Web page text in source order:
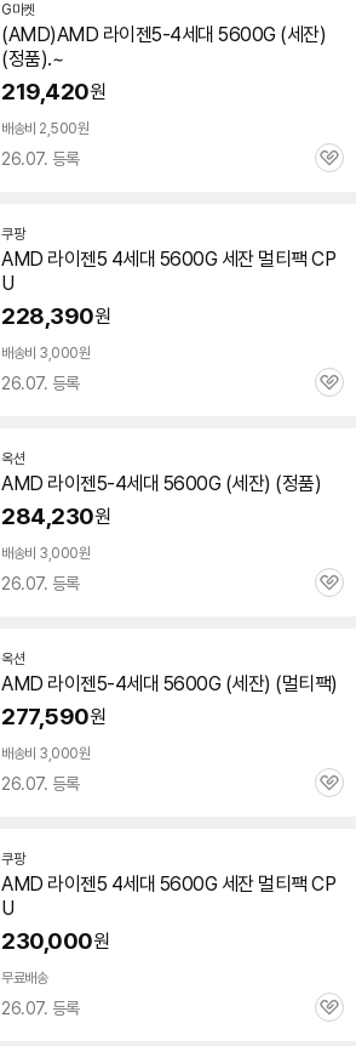
G마켓
(AMD)AMD 라이젠5-4세대 5600G (세잔)
(정품).~
219,420원
배송비 2,500원
26.07. 등록
관
쿠팡
AMD 라이젠5 4세대 5600G 세잔멀티팩 CP
U
228,390원
배송비 3,000원
26.07. 등록
관
옥션
AMD 라이젠5-4세대 5600G (세잔) (정품)
284,230원
배송비 3,000원
26.07. 등록
관
옥션
AMD 라이젠5-4세대 5600G (세잔) (멀티팩)
277,590원
배송비 3,000원
26.07. 등록
관
쿠팡
AMD 라이젠5 4세대 5600G 세잔멀티팩 CP
U
230,000원
무료배송
26.07. 등록
관